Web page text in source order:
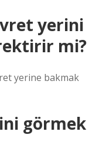
yerini
mi?
yerine bakmak
görmek